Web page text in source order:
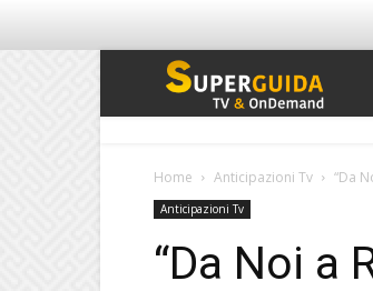
Home Anticipazioni Tv “Da
Anticipazioni Tv
“Da Noi a